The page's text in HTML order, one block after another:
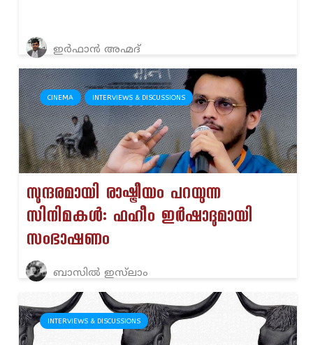
ഇര്‍ഫാന്‍ അഹ്മദ്‌
CINEMA INTERVIEWS & DISCUSSIONS
സുന്ദരമായി രാഷ്ട്രീയം പറയുന്ന
സിനിമകൾ: ഫഹീം ഇർഷാദുമായി
സംഭാഷണം
ബാസിൽ ഇസ്‌ലാം
INTERVIEWS & DISCUSSIONS